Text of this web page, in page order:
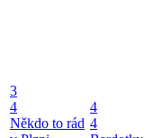
3
4
Někdo to rád
4
4